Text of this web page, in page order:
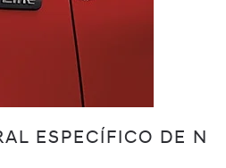
ESPECÍFICO DE N